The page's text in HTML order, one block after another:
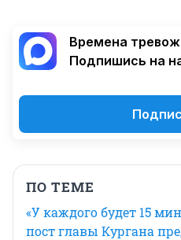
Времена
Подпишись на
ПО ТЕМЕ
«У каждого будет 15
пост главы Кургана